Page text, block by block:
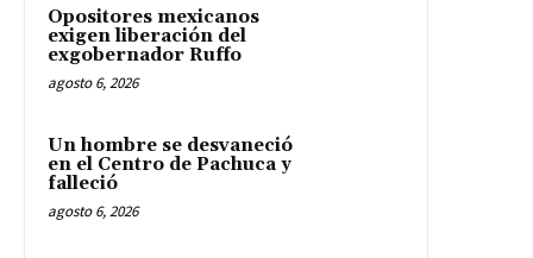
Opositores mexicanos
exigen liberación del
exgobernador Ruffo
agosto 6, 2026
Un hombre se desvaneció
en el Centro de Pachuca y
falleció
agosto 6, 2026